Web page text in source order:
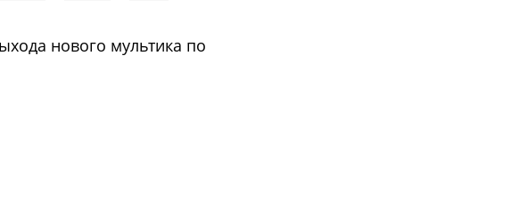
нового мультика по